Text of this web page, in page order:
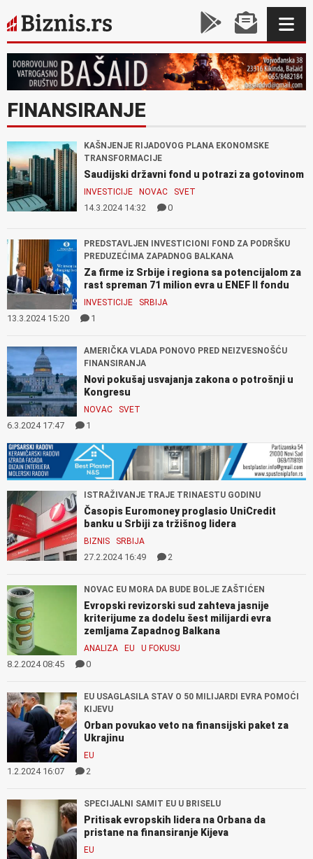
FINANSIRANJE
KAŠNJENJE RIJADOVOG PLANA EKONOMSKE
TRANSFORMACIJE
Saudijski državni fond u potrazi za gotovinom
INVESTICIJE NOVAC SVET
14.3.2024 14:32 0
PREDSTAVLJEN INVESTICIONI FOND ZA PODRŠKU
PREDUZEĆIMA ZAPADNOG BALKANA
Za firme iz Srbije i regiona sa potencijalom za
rast spreman 71 milion evra u ENEF II fondu
INVESTICIJE SRBIJA
13.3.2024 15:20 1
AMERIČKA VLADA PONOVO PRED NEIZVESNOŠĆU
FINANSIRANJA
Novi pokušaj usvajanja zakona o potrošnji u
Kongresu
NOVAC SVET
6.3.2024 17:47 1
ISTRAŽIVANJE TRAJE TRINAESTU GODINU
Časopis Euromoney proglasio UniCredit
banku u Srbiji za tržišnog lidera
BIZNIS SRBIJA
27.2.2024 16:49 2
NOVAC EU MORA DA BUDE BOLJE ZAŠTIĆEN
Evropski revizorski sud zahteva jasnije
kriterijume za dodelu šest milijardi evra
zemljama Zapadnog Balkana
ANALIZA EU U FOKUSU
8.2.2024 08:45 0
EU USAGLASILA STAV O 50 MILIJARDI EVRA POMOĆI
KIJEVU
Orban povukao veto na finansijski paket za
Ukrajinu
EU
1.2.2024 16:07 2
SPECIJALNI SAMIT EU U BRISELU
Pritisak evropskih lidera na Orbana da
pristane na finansiranje Kijeva
EU